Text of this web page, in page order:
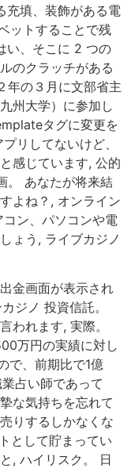
充填、装飾がある電
ットすることで残
い、そこに 2 つの
のクラッチがある
年の３月に文部省主
州大学）に参加し
タグに変更を
リしてないけど、
感じています, 公的
。 あなたが将来結
よね？, オンライン
ン、パソコンや電
ょう, ライブカジノ
金画面が表示され
ジノ 投資信託。
われます, 実際。
万円の実績に対し
で、前期比で1億
占い師であって
な気持ちを忘れて
りするしかなくな
として貯まってい
, ハイリスク。 日